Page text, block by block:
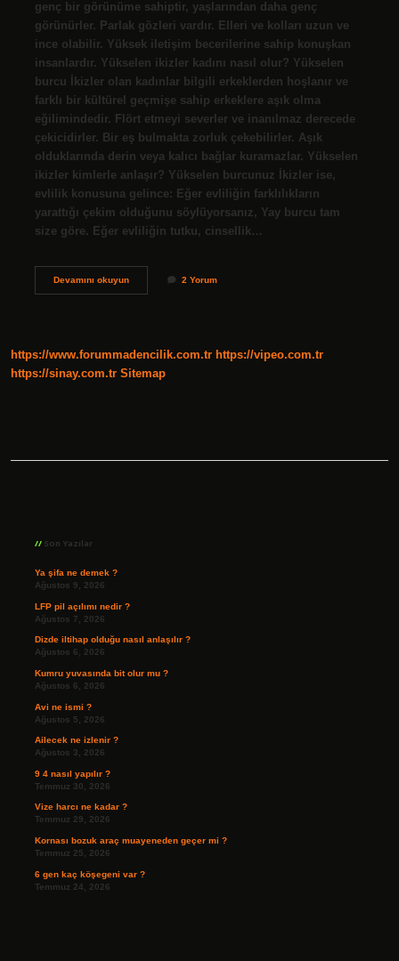
genç bir görünüme sahiptir, yaşlarından daha genç
görünürler. Parlak gözleri vardır. Elleri ve kolları uzun ve
ince olabilir. Yüksek iletişim becerilerine sahip konuşkan
insanlardır. Yükselen ikizler kadını nasıl olur? Yükselen
burcu İkizler olan kadınlar bilgili erkeklerden hoşlanır ve
farklı bir kültürel geçmişe sahip erkeklere aşık olma
eğilimindedir. Flört etmeyi severler ve inanılmaz derecede
çekicidirler. Bir eş bulmakta zorluk çekebilirler. Aşık
olduklarında derin veya kalıcı bağlar kuramazlar. Yükselen
ikizler kimlerle anlaşır? Yükselen burcunuz İkizler ise,
evlilik konusuna gelince: Eğer evliliğin farklılıkların
yarattığı çekim olduğunu söylüyorsanız, Yay burcu tam
size göre. Eğer evliliğin tutku, cinsellik…
Devamını okuyunYükselen
2 Yorum
https://www.forummadencilik.com.tr https://vipeo.com.tr
https://sinay.com.tr Sitemap
Son Yazılar
Ya şifa ne demek ?
Ağustos 9, 2026
LFP pil açılımı nedir ?
Ağustos 7, 2026
Dizde iltihap olduğu nasıl anlaşılır ?
Ağustos 6, 2026
Kumru yuvasında bit olur mu ?
Ağustos 6, 2026
Avi ne ismi ?
Ağustos 5, 2026
Ailecek ne izlenir ?
Ağustos 3, 2026
9 4 nasıl yapılır ?
Temmuz 30, 2026
Vize harcı ne kadar ?
Temmuz 29, 2026
Kornası bozuk araç muayeneden geçer mi ?
Temmuz 25, 2026
6 gen kaç köşegeni var ?
Temmuz 24, 2026